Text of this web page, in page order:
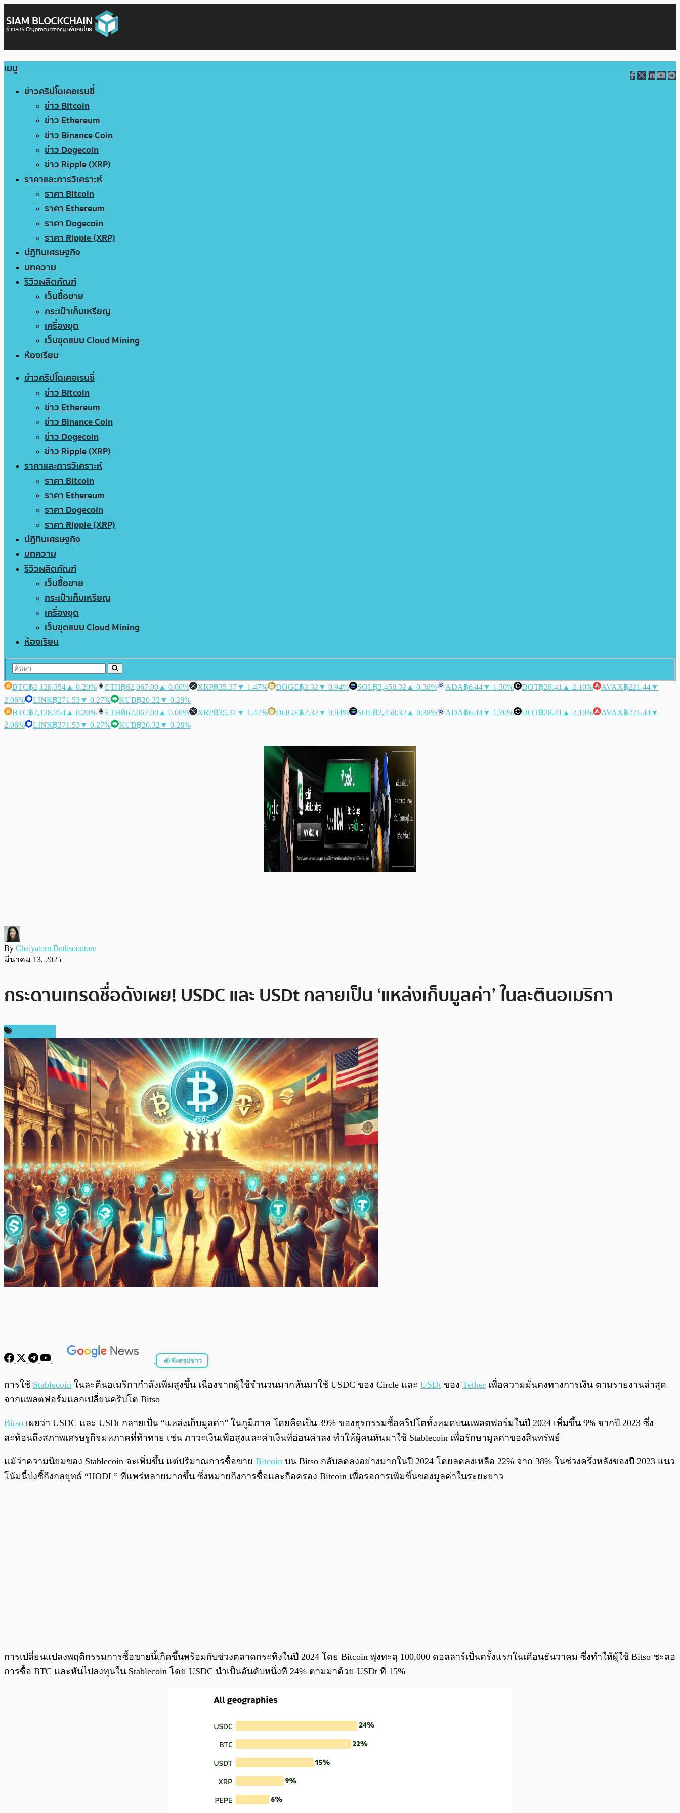
เมนู
ข่าวคริปโตเคอเรนซี่
ข่าว Bitcoin
ข่าว Ethereum
ข่าว Binance Coin
ข่าว Dogecoin
ข่าว Ripple (XRP)
ราคาและการวิเคราะห์
ราคา Bitcoin
ราคา Ethereum
ราคา Dogecoin
ราคา Ripple (XRP)
ปฏิทินเศรษฐกิจ
บทความ
รีวิวผลิตภัณฑ์
เว็บซื้อขาย
กระเป๋าเก็บเหรียญ
เครื่องขุด
เว็บขุดแบบ Cloud Mining
ห้องเรียน
ข่าวคริปโตเคอเรนซี่
ข่าว Bitcoin
ข่าว Ethereum
ข่าว Binance Coin
ข่าว Dogecoin
ข่าว Ripple (XRP)
ราคาและการวิเคราะห์
ราคา Bitcoin
ราคา Ethereum
ราคา Dogecoin
ราคา Ripple (XRP)
ปฏิทินเศรษฐกิจ
บทความ
รีวิวผลิตภัณฑ์
เว็บซื้อขาย
กระเป๋าเก็บเหรียญ
เครื่องขุด
เว็บขุดแบบ Cloud Mining
ห้องเรียน
BTC฿2,128,354 ▲ 0.20% ETH฿62,067.00 ▲ 0.00% XRP฿35.37▼ 1.47% DOGE฿2.32 ▼ 0.94% SOL฿2,458.32 ▲ 0.38% ADA฿6.44▼ 1.30% DOT฿28.41 ▲ 2.10% AVAX฿221.44▼
2.06%
LINK฿271.53▼ 0.27% KUB฿20.32 ▼ 0.28%
BTC฿2,128,354 ▲ 0.20% ETH฿62,067.00 ▲ 0.00% XRP฿35.37▼ 1.47% DOGE฿2.32 ▼ 0.94% SOL฿2,458.32 ▲ 0.38% ADA฿6.44▼ 1.30% DOT฿28.41 ▲ 2.10% AVAX฿221.44▼
2.06%
LINK฿271.53▼ 0.27% KUB฿20.32 ▼ 0.28%
By Chaiyatorn Buthsoontorn
มีนาคม 13, 2025
กระดานเทรดชื่อดังเผย! USDC และ USDt กลายเป็น ‘แหล่งเก็บมูลค่า’ ในละตินอเมริกา
ฟังสรุปข่าว
พร้อมเล่น
การใช้ Stablecoin ในละตินอเมริกากำลังเพิ่มสูงขึ้น เนื่องจากผู้ใช้จำนวนมากหันมาใช้ USDC ของ Circle และ USDt ของ Tether เพื่อความมั่นคงทางการเงิน ตามรายงานล่าสุด
จากแพลตฟอร์มแลกเปลี่ยนคริปโต Bitso
Bitso เผยว่า USDC และ USDt กลายเป็น “แหล่งเก็บมูลค่า” ในภูมิภาค โดยคิดเป็น 39% ของธุรกรรมซื้อคริปโตทั้งหมดบนแพลตฟอร์มในปี 2024 เพิ่มขึ้น 9% จากปี 2023 ซึ่ง
สะท้อนถึงสภาพเศรษฐกิจมหภาคที่ท้าทาย เช่น ภาวะเงินเฟ้อสูงและค่าเงินที่อ่อนค่าลง ทำให้ผู้คนหันมาใช้ Stablecoin เพื่อรักษามูลค่าของสินทรัพย์
แม้ว่าความนิยมของ Stablecoin จะเพิ่มขึ้น แต่ปริมาณการซื้อขาย Bitcoin บน Bitso กลับลดลงอย่างมากในปี 2024 โดยลดลงเหลือ 22% จาก 38% ในช่วงครึ่งหลังของปี 2023 แนว
โน้มนี้บ่งชี้ถึงกลยุทธ์ “HODL” ที่แพร่หลายมากขึ้น ซึ่งหมายถึงการซื้อและถือครอง Bitcoin เพื่อรอการเพิ่มขึ้นของมูลค่าในระยะยาว
การเปลี่ยนแปลงพฤติกรรมการซื้อขายนี้เกิดขึ้นพร้อมกับช่วงตลาดกระทิงในปี 2024 โดย Bitcoin พุ่งทะลุ 100,000 ดอลลาร์เป็นครั้งแรกในเดือนธันวาคม ซึ่งทำให้ผู้ใช้ Bitso ชะลอ
การซื้อ BTC และหันไปลงทุนใน Stablecoin โดย USDC นำเป็นอันดับหนึ่งที่ 24% ตามมาด้วย USDt ที่ 15%